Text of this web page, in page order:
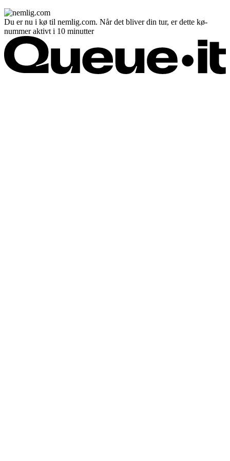
Du er nu i kø til nemlig.com. Når det bliver din tur, er dette kø-
nummer aktivt i 10 minutter